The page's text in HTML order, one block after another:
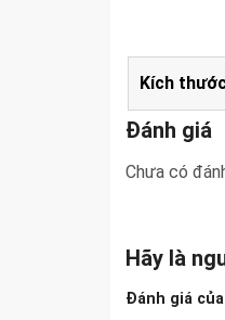
Kích
Đánh giá
Chưa có
Hãy là
Đánh giá